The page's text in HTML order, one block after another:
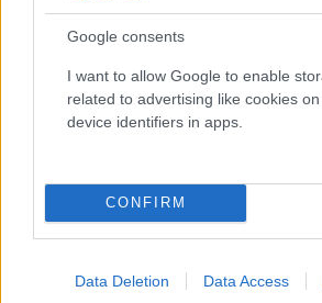
Google consents
I want to allow Google to enable
related to advertising like cookies
device identifiers in apps.
CONFIRM
Data Deletion Data Access